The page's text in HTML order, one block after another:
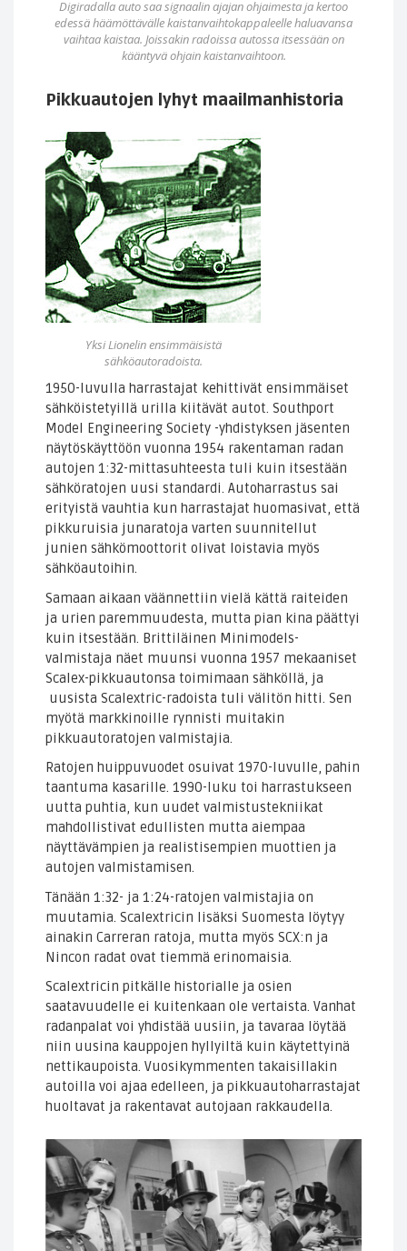
Digiradalla auto saa signaalin ajajan ohjaimesta ja kertoo
edessä häämöttävälle kaistanvaihtokappaleelle haluavansa
vaihtaa kaistaa. Joissakin radoissa autossa itsessään on
kääntyvä ohjain kaistanvaihtoon.
Pikkuautojen lyhyt maailmanhistoria
Yksi Lionelin ensimmäisistä
sähköautoradoista.
1950-luvulla harrastajat kehittivät ensimmäiset
sähköistetyillä urilla kiitävät autot. Southport
Model Engineering Society -yhdistyksen jäsenten
näytöskäyttöön vuonna 1954 rakentaman radan
autojen 1:32-mittasuhteesta tuli kuin itsestään
sähköratojen uusi standardi. Autoharrastus sai
erityistä vauhtia kun harrastajat huomasivat, että
pikkuruisia junaratoja varten suunnitellut
junien sähkömoottorit olivat loistavia myös
sähköautoihin.
Samaan aikaan väännettiin vielä kättä raiteiden
ja urien paremmuudesta, mutta pian kina päättyi
kuin itsestään. Brittiläinen Minimodels-
valmistaja näet muunsi vuonna 1957 mekaaniset
Scalex-pikkuautonsa toimimaan sähköllä, ja
uusista Scalextric-radoista tuli välitön hitti. Sen
myötä markkinoille rynnisti muitakin
pikkuautoratojen valmistajia.
Ratojen huippuvuodet osuivat 1970-luvulle, pahin
taantuma kasarille. 1990-luku toi harrastukseen
uutta puhtia, kun uudet valmistustekniikat
mahdollistivat edullisten mutta aiempaa
näyttävämpien ja realistisempien muottien ja
autojen valmistamisen.
Tänään 1:32- ja 1:24-ratojen valmistajia on
muutamia. Scalextricin lisäksi Suomesta löytyy
ainakin Carreran ratoja, mutta myös SCX:n ja
Nincon radat ovat tiemmä erinomaisia.
Scalextricin pitkälle historialle ja osien
saatavuudelle ei kuitenkaan ole vertaista. Vanhat
radanpalat voi yhdistää uusiin, ja tavaraa löytää
niin uusina kauppojen hyllyiltä kuin käytettyinä
nettikaupoista. Vuosikymmenten takaisillakin
autoilla voi ajaa edelleen, ja pikkuautoharrastajat
huoltavat ja rakentavat autojaan rakkaudella.